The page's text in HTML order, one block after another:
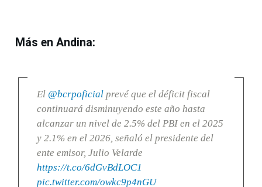
Más en Andina:
El @bcrpoficialprevé que el déficit fiscal
continuará disminuyendo este año hasta
alcanzar un nivel de 2.5% del PBI en el 2025
y 2.1% en el 2026, señaló el presidente del
ente emisor, Julio Velarde
https://t.co/6dGvBdLOC1
pic.twitter.com/owkc9p4nGU